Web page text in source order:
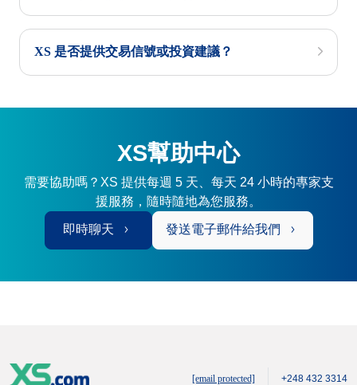
XS 是否提供交易信號或投資建議？
XS幫助中心
需要協助嗎？XS 提供每週 5 天、每天 24 小時的專家支
援服務，隨時隨地為您服務。
即時聊天 發送電子郵件給我們
[email protected] +248 432 3314